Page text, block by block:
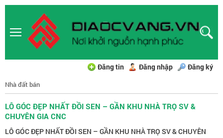
Đăng tin Đăng nhập Đăng ký
Nhà đất bán
LÔ GÓC ĐẸP NHẤT ĐỒI SEN – GẦN KHU NHÀ TRỌ SV &
CHUYÊN GIA CNC
LÔ GÓC ĐẸP NHẤT ĐỒI SEN – GẦN KHU NHÀ TRỌ SV & CHUYÊN